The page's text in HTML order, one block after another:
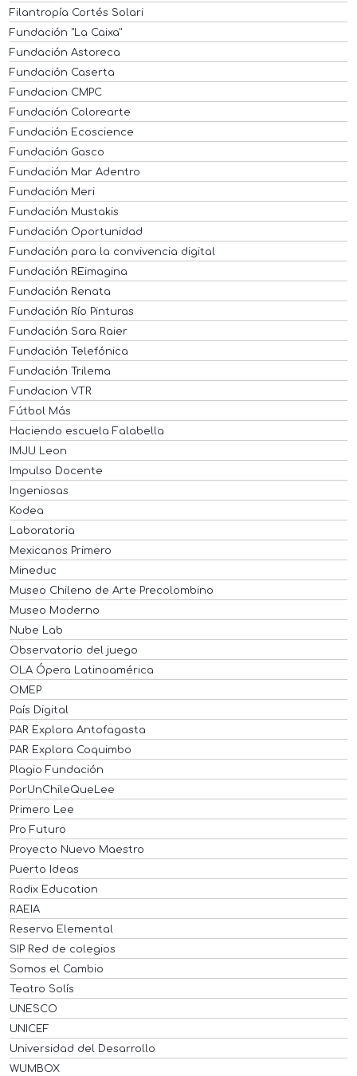
Filantropía Cortés Solari
Fundación "La Caixa"
Fundación Astoreca
Fundación Caserta
Fundacion CMPC
Fundación Colorearte
Fundación Ecoscience
Fundación Gasco
Fundación Mar Adentro
Fundación Meri
Fundación Mustakis
Fundación Oportunidad
Fundación para la convivencia digital
Fundación REimagina
Fundación Renata
Fundación Río Pinturas
Fundación Sara Raier
Fundación Telefónica
Fundación Trilema
Fundacion VTR
Fútbol Más
Haciendo escuela Falabella
IMJU Leon
Impulso Docente
Ingeniosas
Kodea
Laboratoria
Mexicanos Primero
Mineduc
Museo Chileno de Arte Precolombino
Museo Moderno
Nube Lab
Observatorio del juego
OLA Ópera Latinoamérica
OMEP
País Digital
PAR Explora Antofagasta
PAR Explora Coquimbo
Plagio Fundación
PorUnChileQueLee
Primero Lee
Pro Futuro
Proyecto Nuevo Maestro
Puerto Ideas
Radix Education
RAEIA
Reserva Elemental
SIP Red de colegios
Somos el Cambio
Teatro Solís
UNESCO
UNICEF
Universidad del Desarrollo
WUMBOX